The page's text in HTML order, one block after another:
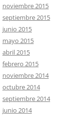
noviembre 2015
septiembre 2015
junio 2015
mayo 2015
abril 2015
febrero 2015
noviembre 2014
octubre 2014
septiembre 2014
junio 2014